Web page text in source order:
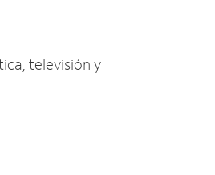
televisión y